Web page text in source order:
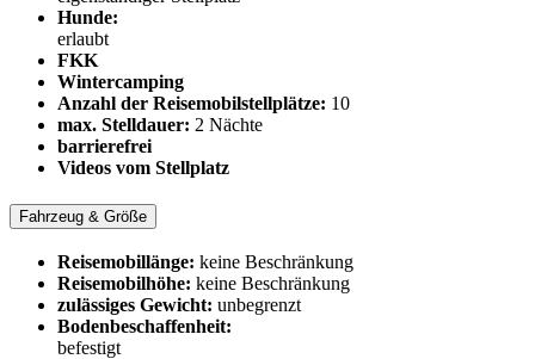
Hunde:
erlaubt
FKK
Wintercamping
Anzahl der Reisemobilstellplätze: 10
max. Stelldauer: 2 Nächte
barrierefrei
Videos vom Stellplatz
Fahrzeug & Größe
Reisemobillänge: keine Beschränkung
Reisemobilhöhe: keine Beschränkung
zulässiges Gewicht: unbegrenzt
Bodenbeschaffenheit:
befestigt